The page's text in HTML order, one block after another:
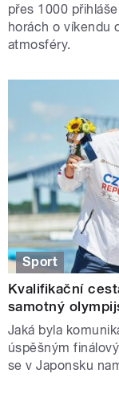
přes 1000
horách o víkendu
atmosféry.
Sport
Kvalifikační
samotný
Jaká byla
úspěšným
se v Japonsku